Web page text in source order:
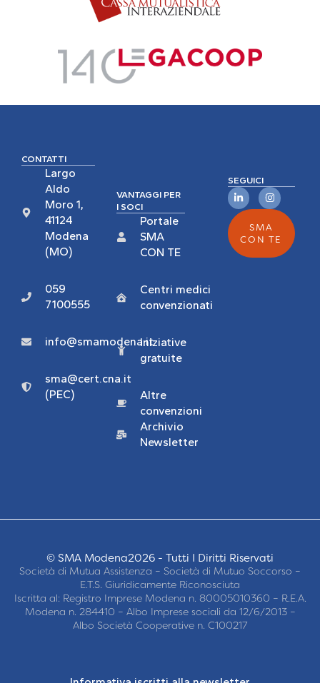
CONTATTI
Largo
Aldo
Moro 1,
41124
Modena
(MO)
059
7100555
info@smamodena.it
sma@cert.cna.it
(PEC)
VANTAGGI PER
I SOCI
Portale
SMA
CON TE
Centri medici
convenzionati
Iniziative
gratuite
Altre
convenzioni
Archivio
Newsletter
SEGUICI
SMA
CON TE
© SMA Modena2026 - Tutti I Diritti Riservati
Società di Mutua Assistenza – Società di Mutuo Soccorso –
E.T.S. Giuridicamente Riconosciuta
Iscritta al: Registro Imprese Modena n. 80005010360 – R.E.A.
Modena n. 284410 – Albo Imprese sociali da 12/6/2013 –
Albo Società Cooperative n. C100217